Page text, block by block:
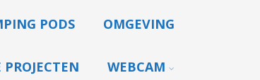
PODS OMGEVING
PROJECTEN WEBCAM